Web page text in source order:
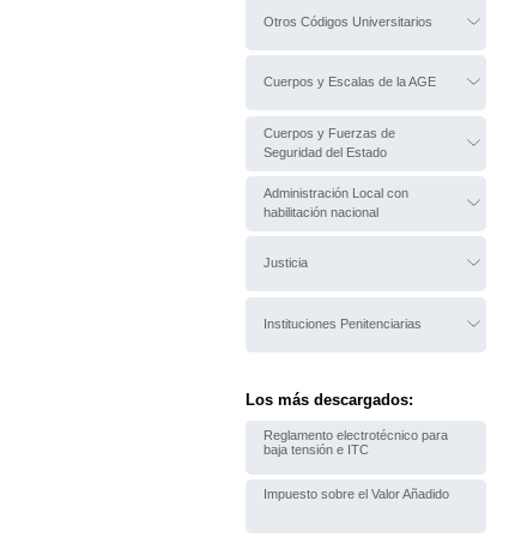
Otros Códigos Universitarios
Cuerpos y Escalas de la AGE
Cuerpos y Fuerzas de
Seguridad del Estado
Administración Local con
habilitación nacional
Justicia
Instituciones Penitenciarias
Los más descargados:
Reglamento electrotécnico para
baja tensión e ITC
Impuesto sobre el Valor Añadido